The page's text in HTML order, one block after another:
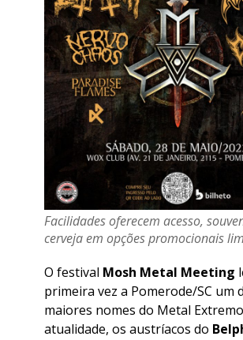
Facilidades oferecem acesso,
cerveja em opções promocionais
O festival Mosh Metal Meeting
primeira vez a Pomerode/SC um
maiores nomes do Metal
atualidade, os austríacos do